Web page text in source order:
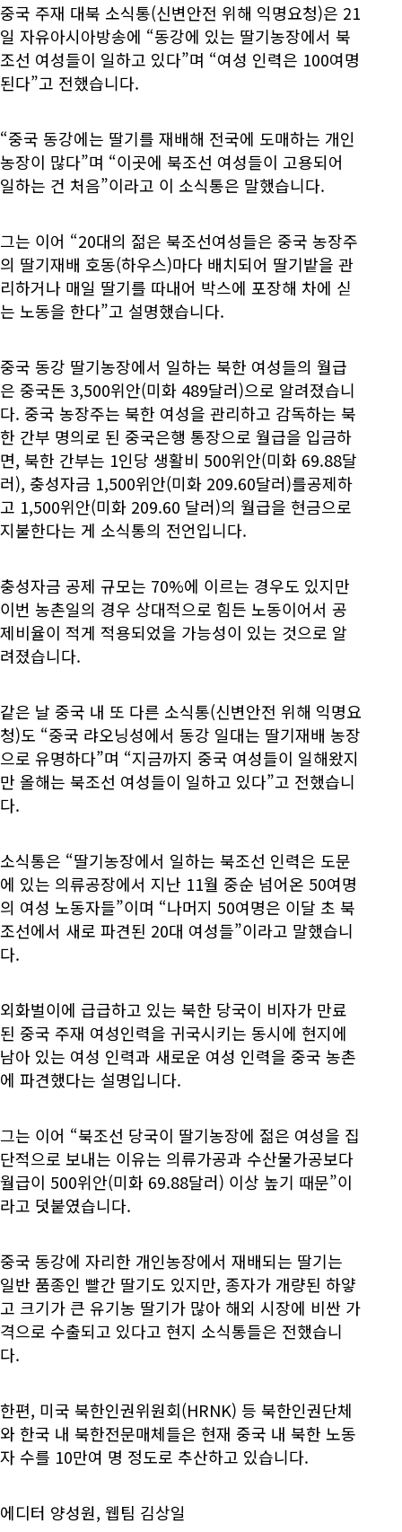
중국 주재 대북 소식통(신변안전 위해 익명요청)은 21
일 자유아시아방송에 “동강에 있는 딸기농장에서 북
조선 여성들이 일하고 있다”며 “여성 인력은 100여명
된다”고 전했습니다.
“중국 동강에는 딸기를 재배해 전국에 도매하는 개인
농장이 많다”며 “이곳에 북조선 여성들이 고용되어
일하는 건 처음”이라고 이 소식통은 말했습니다.
그는 이어 “20대의 젊은 북조선여성들은 중국 농장주
의 딸기재배 호동(하우스)마다 배치되어 딸기밭을 관
리하거나 매일 딸기를 따내어 박스에 포장해 차에 싣
는 노동을 한다”고 설명했습니다.
중국 동강 딸기농장에서 일하는 북한 여성들의 월급
은 중국돈 3,500위안(미화 489달러)으로 알려졌습니
다. 중국 농장주는 북한 여성을 관리하고 감독하는 북
한 간부 명의로 된 중국은행 통장으로 월급을 입금하
면, 북한 간부는 1인당 생활비 500위안(미화 69.88달
러), 충성자금 1,500위안(미화 209.60달러)를공제하
고 1,500위안(미화 209.60 달러)의 월급을 현금으로
지불한다는 게 소식통의 전언입니다.
충성자금 공제 규모는 70%에 이르는 경우도 있지만
이번 농촌일의 경우 상대적으로 힘든 노동이어서 공
제비율이 적게 적용되었을 가능성이 있는 것으로 알
려졌습니다.
같은 날 중국 내 또 다른 소식통(신변안전 위해 익명요
청)도 “중국 랴오닝성에서 동강 일대는 딸기재배 농장
으로 유명하다”며 “지금까지 중국 여성들이 일해왔지
만 올해는 북조선 여성들이 일하고 있다”고 전했습니
다.
소식통은 “딸기농장에서 일하는 북조선 인력은 도문
에 있는 의류공장에서 지난 11월 중순 넘어온 50여명
의 여성 노동자들”이며 “나머지 50여명은 이달 초 북
조선에서 새로 파견된 20대 여성들”이라고 말했습니
다.
외화벌이에 급급하고 있는 북한 당국이 비자가 만료
된 중국 주재 여성인력을 귀국시키는 동시에 현지에
남아 있는 여성 인력과 새로운 여성 인력을 중국 농촌
에 파견했다는 설명입니다.
그는 이어 “북조선 당국이 딸기농장에 젊은 여성을 집
단적으로 보내는 이유는 의류가공과 수산물가공보다
월급이 500위안(미화 69.88달러) 이상 높기 때문”이
라고 덧붙였습니다.
중국 동강에 자리한 개인농장에서 재배되는 딸기는
일반 품종인 빨간 딸기도 있지만, 종자가 개량된 하얗
고 크기가 큰 유기농 딸기가 많아 해외 시장에 비싼 가
격으로 수출되고 있다고 현지 소식통들은 전했습니
다.
한편, 미국 북한인권위원회(HRNK) 등 북한인권단체
와 한국 내 북한전문매체들은 현재 중국 내 북한 노동
자 수를 10만여 명 정도로 추산하고 있습니다.
에디터 양성원, 웹팀 김상일